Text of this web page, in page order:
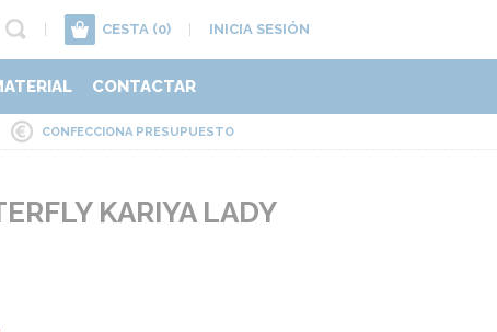
CESTA (0) INICIA SESIÓN
CONTACTAR
CONFECCIONA PRESUPUESTO
KARIYA LADY